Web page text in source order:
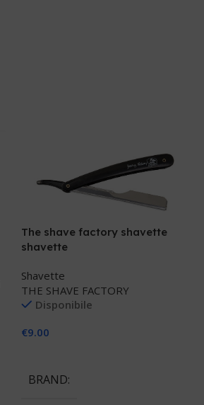
The shave factory shavette
shavette
Shavette
THE SHAVE FACTORY
Disponibile
€9.00
BRAND